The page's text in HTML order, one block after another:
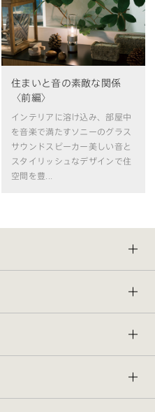
住まいと音の素敵な関係
〈前編〉
インテリアに溶け込み、部屋中
を音楽で満たすソニーのグラス
サウンドスピーカー美しい音と
スタイリッシュなデザインで住
空間を豊...